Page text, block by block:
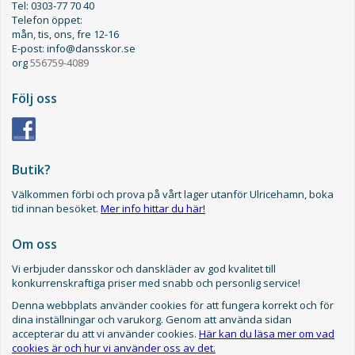
Tel: 0303-77 70 40
Telefon öppet:
mån, tis, ons, fre 12-16
E-post: info@dansskor.se
org556759-4089
Följ oss
Butik?
Välkommen förbi och prova på vårt lager utanför Ulricehamn, boka
tid innan besöket. Mer info hittar du här!
Om oss
Vi erbjuder dansskor och danskläder av god kvalitet till
konkurrenskraftiga priser med snabb och personlig service!
Denna webbplats använder cookies för att fungera korrekt och för
dina inställningar och varukorg. Genom att använda sidan
accepterar du att vi använder cookies. Här kan du läsa mer om vad
cookies är och hur vi använder oss av det.